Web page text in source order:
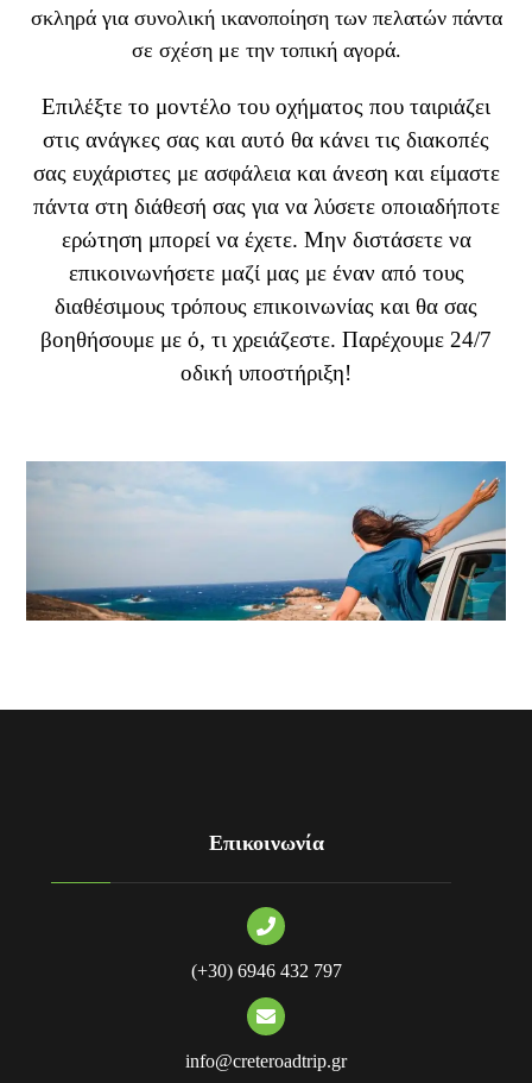
σκληρά για συνολική ικανοποίηση των πελατών πάντα
σε σχέση με την τοπική αγορά.
Επιλέξτε το μοντέλο του οχήματος που ταιριάζει
στις ανάγκες σας και αυτό θα κάνει τις διακοπές
σας ευχάριστες με ασφάλεια και άνεση και είμαστε
πάντα στη διάθεσή σας για να λύσετε οποιαδήποτε
ερώτηση μπορεί να έχετε. Μην διστάσετε να
επικοινωνήσετε μαζί μας με έναν από τους
διαθέσιμους τρόπους επικοινωνίας και θα σας
βοηθήσουμε με ό, τι χρειάζεστε. Παρέχουμε 24/7
οδική υποστήριξη!
Επικοινωνία
(+30) 6946 432 797
info@creteroadtrip.gr